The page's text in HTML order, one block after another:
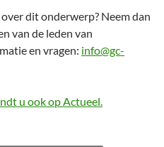
dit onderwerp? Neem dan
van de leden van
en vragen: info@gc-
u ook op Actueel.